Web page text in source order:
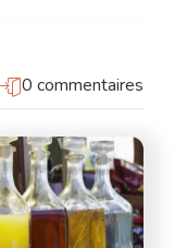
0 commentaires